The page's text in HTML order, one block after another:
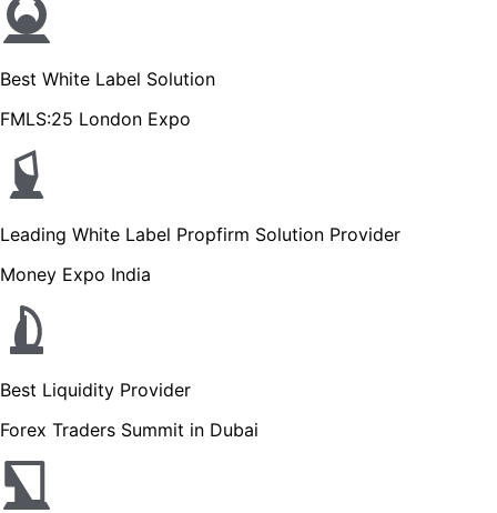
Best White Label Solution
FMLS:25 London Expo
Leading White Label Propfirm Solution Provider
Money Expo India
Best Liquidity Provider
Forex Traders Summit in Dubai